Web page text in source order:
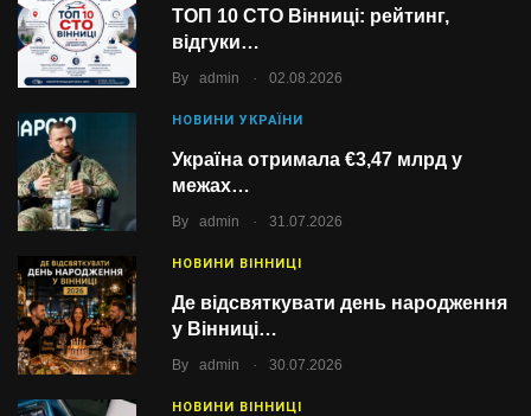
ТОП 10 СТО Вінниці: рейтинг,
відгуки…
By admin . 02.08.2026
НОВИНИ УКРАЇНИ
Україна отримала €3,47 млрд у
межах…
By admin . 31.07.2026
НОВИНИ ВІННИЦІ
Де відсвяткувати день народження
у Вінниці…
By admin . 30.07.2026
НОВИНИ ВІННИЦІ